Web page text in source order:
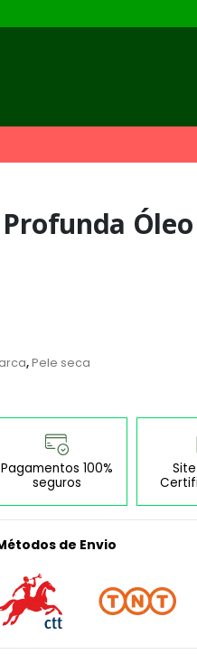
,Pele seca
Pagamentos 100%
seguros
de Envio